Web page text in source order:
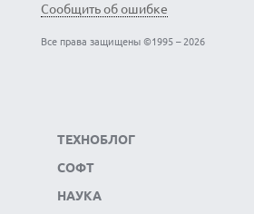
Сообщить об ошибке
Все права защищены ©1995 – 2026
ТЕХНОБЛОГ
СОФТ
НАУКА